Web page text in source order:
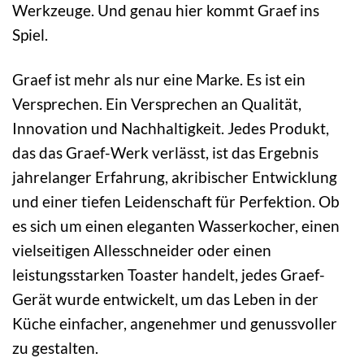
Werkzeuge. Und genau hier kommt Graef ins
Spiel.
Graef ist mehr als nur eine Marke. Es ist ein
Versprechen. Ein Versprechen an Qualität,
Innovation und Nachhaltigkeit. Jedes Produkt,
das das Graef-Werk verlässt, ist das Ergebnis
jahrelanger Erfahrung, akribischer Entwicklung
und einer tiefen Leidenschaft für Perfektion. Ob
es sich um einen eleganten Wasserkocher, einen
vielseitigen Allesschneider oder einen
leistungsstarken Toaster handelt, jedes Graef-
Gerät wurde entwickelt, um das Leben in der
Küche einfacher, angenehmer und genussvoller
zu gestalten.